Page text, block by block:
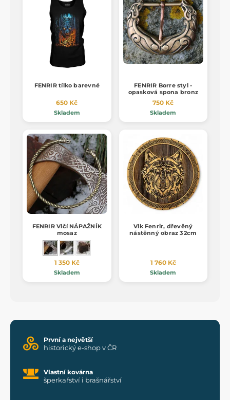
FENRIR tílko barevné
650 Kč
Skladem
FENRIR Borre styl -
opasková spona bronz
750 Kč
Skladem
FENRIR Vlčí NÁPAŽNÍK
mosaz
1 350 Kč
Skladem
Vlk Fenrir, dřevěný
nástěnný obraz 32cm
1 760 Kč
Skladem
První a největší
historický e-shop v ČR
Vlastní kovárna
šperkařství i brašnářství